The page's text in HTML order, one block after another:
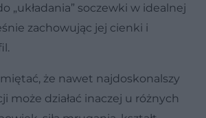
„układania” soczewki w idealnej
zachowując jej cienki i
że nawet najdoskonalszy
może działać inaczej u różnych